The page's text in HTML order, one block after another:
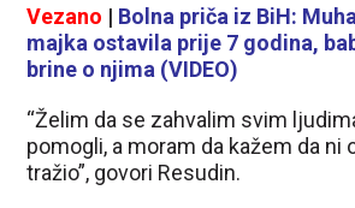
Vezano | Bolna priča iz BiH:
majka ostavila prije 7 godina,
brine o njima (VIDEO)
“Želim da se zahvalim svim
pomogli, a moram da kažem da ni
tražio”, govori Resudin.